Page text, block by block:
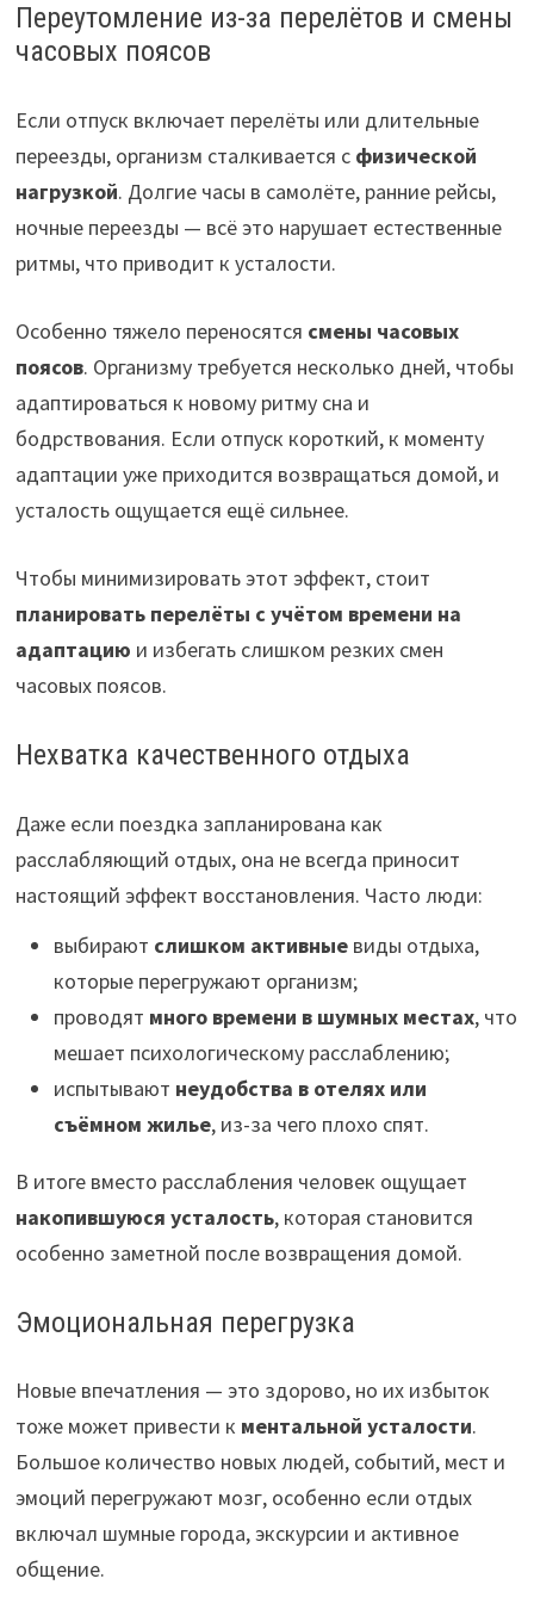
Переутомление из-за перелётов и смены
часовых поясов
Если отпуск включает перелёты или длительные
переезды, организм сталкивается с физической
нагрузкой. Долгие часы в самолёте, ранние рейсы,
ночные переезды — всё это нарушает естественные
ритмы, что приводит к усталости.
Особенно тяжело переносятся смены часовых
поясов. Организму требуется несколько дней, чтобы
адаптироваться к новому ритму сна и
бодрствования. Если отпуск короткий, к моменту
адаптации уже приходится возвращаться домой, и
усталость ощущается ещё сильнее.
Чтобы минимизировать этот эффект, стоит
планировать перелёты с учётом времени на
адаптацию и избегать слишком резких смен
часовых поясов.
Нехватка качественного отдыха
Даже если поездка запланирована как
расслабляющий отдых, она не всегда приносит
настоящий эффект восстановления. Часто люди:
выбирают слишком активныевиды отдыха,
которые перегружают организм;
проводят много времени в шумных местах, что
мешает психологическому расслаблению;
испытывают неудобства в отелях или
съёмном жилье, из-за чего плохо спят.
В итоге вместо расслабления человек ощущает
накопившуюся усталость, которая становится
особенно заметной после возвращения домой.
Эмоциональная перегрузка
Новые впечатления — это здорово, но их избыток
тоже может привести к ментальной усталости.
Большое количество новых людей, событий, мест и
эмоций перегружают мозг, особенно если отдых
включал шумные города, экскурсии и активное
общение.